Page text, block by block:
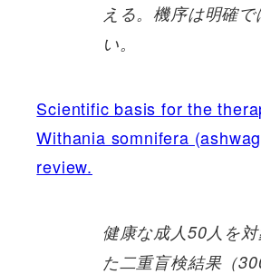
える。機序は明確で
い。
Scientific basis for the
Withania somnifera
review.
健康な成人50人を対
た二重盲検結果（